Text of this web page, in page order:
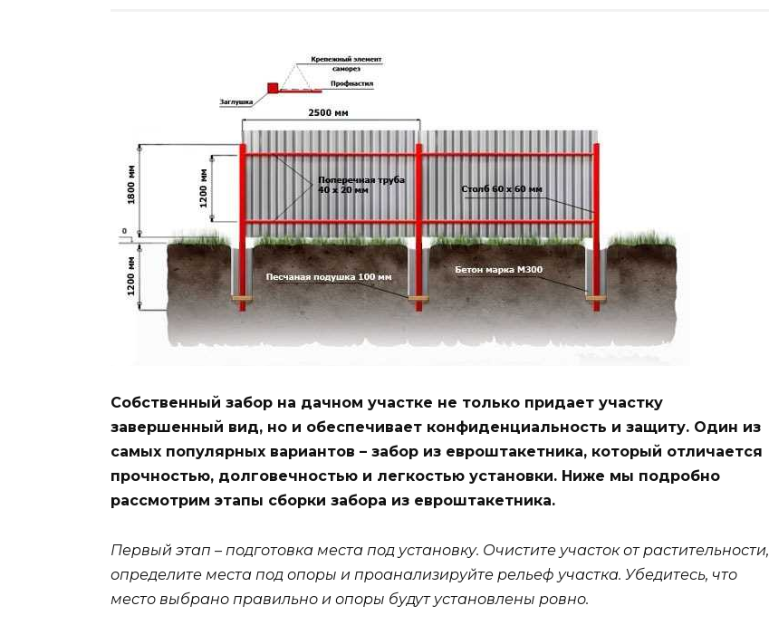
Собственный забор на дачном участке не только придает участку
завершенный вид, но и обеспечивает конфиденциальность и защиту. Один из
самых популярных вариантов – забор из евроштакетника, который отличается
прочностью, долговечностью и легкостью установки. Ниже мы подробно
рассмотрим этапы сборки забора из евроштакетника.
Первый этап – подготовка места под установку. Очистите участок от растительности,
определите места под опоры и проанализируйте рельеф участка. Убедитесь, что
место выбрано правильно и опоры будут установлены ровно.